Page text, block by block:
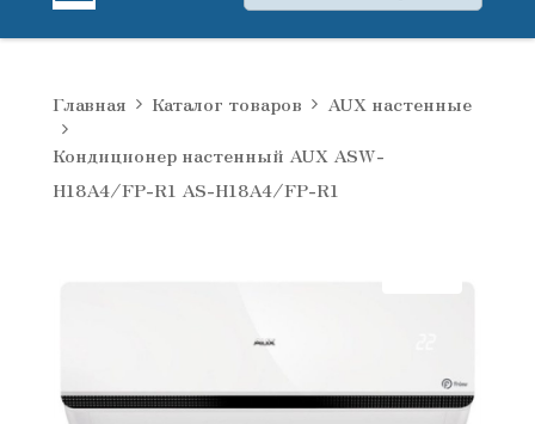
Главная Каталог товаров AUX настенные
Кондиционер настенный AUX ASW-
H18A4/FP-R1 AS-H18A4/FP-R1